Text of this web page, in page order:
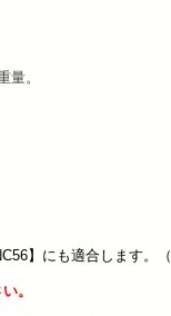
量。
】にも適合します。（
。